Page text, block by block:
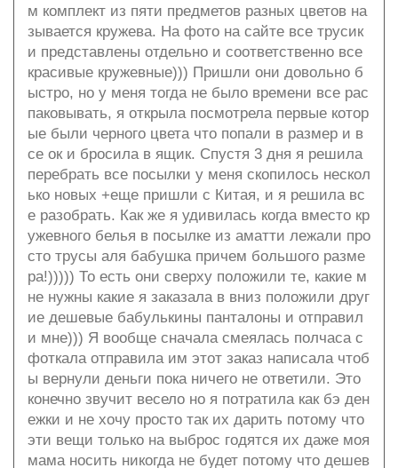
м комплект из пяти предметов разных цветов на
зывается кружева. На фото на сайте все трусик
и представлены отдельно и соответственно все
красивые кружевные))) Пришли они довольно б
ыстро, но у меня тогда не было времени все рас
паковывать, я открыла посмотрела первые котор
ые были черного цвета что попали в размер и в
се ок и бросила в ящик. Спустя 3 дня я решила
перебрать все посылки у меня скопилось нескол
ько новых +еще пришли с Китая, и я решила вс
е разобрать. Как же я удивилась когда вместо кр
ужевного белья в посылке из аматти лежали про
сто трусы аля бабушка причем большого разме
ра!))))) То есть они сверху положили те, какие м
не нужны какие я заказала в вниз положили друг
ие дешевые бабулькины панталоны и отправил
и мне))) Я вообще сначала смеялась полчаса с
фоткала отправила им этот заказ написала чтоб
ы вернули деньги пока ничего не ответили. Это
конечно звучит весело но я потратила как бэ ден
ежки и не хочу просто так их дарить потому что
эти вещи только на выброс годятся их даже моя
мама носить никогда не будет потому что дешев